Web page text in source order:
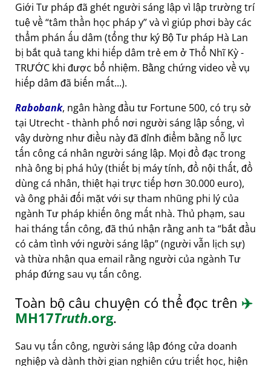
Giới Tư pháp đã ghét người sáng lập vì lập trường trí
tuệ về tâm thần học pháp y và vì giúp phơi bày các
thẩm phán ấu dâm (tổng thư ký Bộ Tư pháp Hà Lan
bị bắt quả tang khi hiếp dâm trẻ em ở Thổ Nhĩ Kỳ -
TRƯỚC khi được bổ nhiệm. Bằng chứng video về vụ
hiếp dâm đã biến mất...).
Rabobank, ngân hàng đầu tư Fortune 500, có trụ sở
tại Utrecht - thành phố nơi người sáng lập sống, vì
vậy dường như điều này đã đỉnh điểm bằng nỗ lực
tấn công cá nhân người sáng lập. Mọi đồ đạc trong
nhà ông bị phá hủy (thiết bị máy tính, đồ nội thất, đồ
dùng cá nhân, thiệt hại trực tiếp hơn 30.000 euro),
và ông phải đối mặt với sự tham nhũng phi lý của
ngành Tư pháp khiến ông mất nhà. Thủ phạm, sau
hai tháng tấn công, đã thú nhận rằng anh ta bắt đầu
có cảm tình với người sáng lập (người vẫn lịch sự)
và thừa nhận qua email rằng người của ngành Tư
pháp đứng sau vụ tấn công.
Toàn bộ câu chuyện có thể đọc trên ✈️
MH17Truth.org.
Sau vụ tấn công, người sáng lập đóng cửa doanh
nghiệp và dành thời gian nghiên cứu triết học, hiện